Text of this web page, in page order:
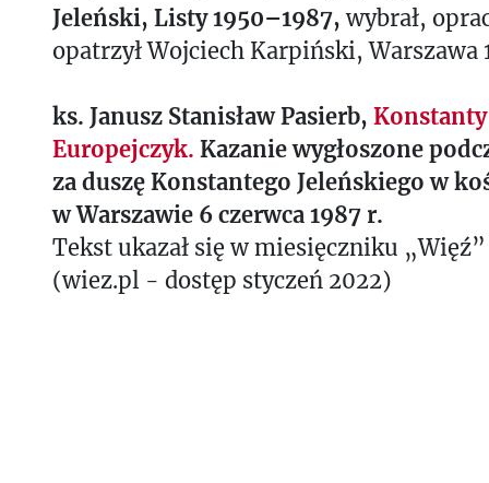
Jeleński, Listy 1950–1987,wybrał,
opatrzył Wojciech Karpiński, Warszawa
ks. Janusz Stanisław Pasierb,
Europejczyk. Kazanie wygłoszone
za duszę Konstantego Jeleńskiego w
w Warszawie 6 czerwca 1987 r.
Tekst ukazał się w miesięczniku
(wiez.pl - dostęp styczeń 2022)